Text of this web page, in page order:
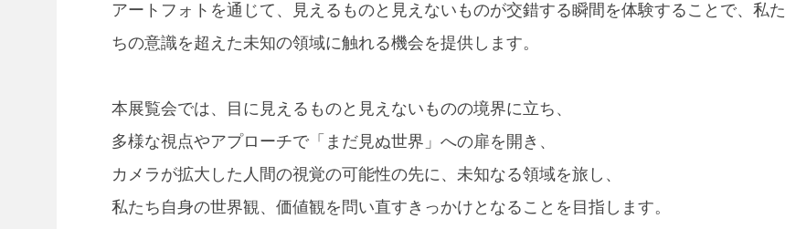
アートフォトを通じて、見えるものと見えないものが交錯する瞬間を体験することで、私た
ちの意識を超えた未知の領域に触れる機会を提供します。
本展覧会では、目に見えるものと見えないものの境界に立ち、
多様な視点やアプローチで「まだ見ぬ世界」への扉を開き、
カメラが拡大した人間の視覚の可能性の先に、未知なる領域を旅し、
私たち自身の世界観、価値観を問い直すきっかけとなることを目指します。